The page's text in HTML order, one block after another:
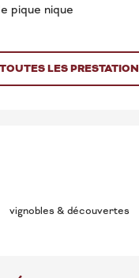
pique nique
LES
DE
vignobles & découvertes